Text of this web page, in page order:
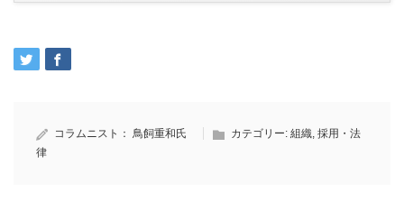
コラムニスト： 鳥飼重和氏 カテゴリー: 組織, 採用・法
律